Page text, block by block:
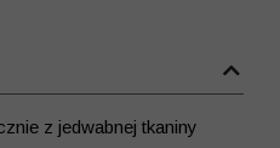
z jedwabnej tkaniny